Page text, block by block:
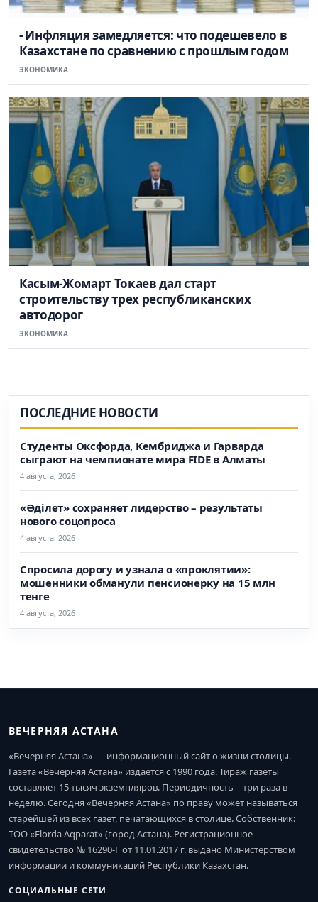
- Инфляция замедляется: что подешевело в
Казахстане по сравнению с прошлым годом
ЭКОНОМИКА
Касым-Жомарт Токаев дал старт
строительству трех республиканских
автодорог
ЭКОНОМИКА
ПОСЛЕДНИЕ НОВОСТИ
Студенты Оксфорда, Кембриджа и Гарварда
сыграют на чемпионате мира FIDE в Алматы
4 августа, 2026
«Әділет» сохраняет лидерство – результаты
нового соцопроса
4 августа, 2026
Спросила дорогу и узнала о «проклятии»:
мошенники обманули пенсионерку на 15 млн
тенге
4 августа, 2026
ВЕЧЕРНЯЯ АСТАНА
«Вечерняя Астана» — информационный сайт о жизни столицы.
Газета «Вечерняя Астана» издается с 1990 года. Тираж газеты
составляет 15 тысяч экземпляров. Периодичность – три раза в
неделю. Сегодня «Вечерняя Астана» по праву может называться
старейшей из всех газет, печатающихся в столице. Собственник:
ТОО «Elorda Aqparat» (город Астана). Регистрационное
свидетельство № 16290-Г от 11.01.2017 г. выдано Министерством
информации и коммуникаций Республики Казахстан.
СОЦИАЛЬНЫЕ СЕТИ